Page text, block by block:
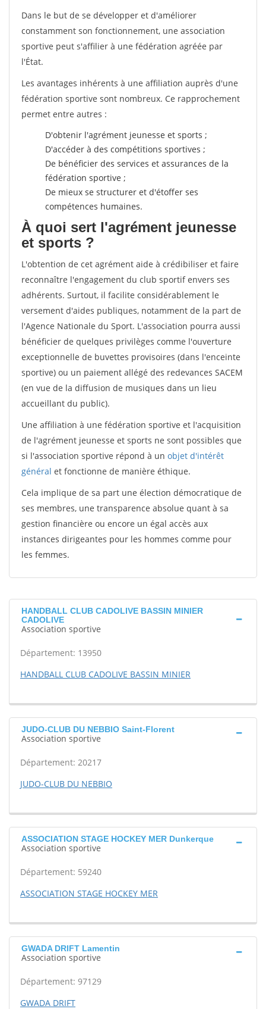
Dans le but de se développer et d'améliorer
constamment son fonctionnement, une association
sportive peut s'affilier à une fédération agréée par
l'État.
Les avantages inhérents à une affiliation auprès d'une
fédération sportive sont nombreux. Ce rapprochement
permet entre autres :
D'obtenir l'agrément jeunesse et sports ;
D'accéder à des compétitions sportives ;
De bénéficier des services et assurances de la
fédération sportive ;
De mieux se structurer et d'étoffer ses
compétences humaines.
À quoi sert l'agrément jeunesse
et sports ?
L'obtention de cet agrément aide à crédibiliser et faire
reconnaître l'engagement du club sportif envers ses
adhérents. Surtout, il facilite considérablement le
versement d'aides publiques, notamment de la part de
l'Agence Nationale du Sport. L'association pourra aussi
bénéficier de quelques privilèges comme l'ouverture
exceptionnelle de buvettes provisoires (dans l'enceinte
sportive) ou un paiement allégé des redevances SACEM
(en vue de la diffusion de musiques dans un lieu
accueillant du public).
Une affiliation à une fédération sportive et l'acquisition
de l'agrément jeunesse et sports ne sont possibles que
si l'association sportive répond à un objet d'intérêt
général et fonctionne de manière éthique.
Cela implique de sa part une élection démocratique de
ses membres, une transparence absolue quant à sa
gestion financière ou encore un égal accès aux
instances dirigeantes pour les hommes comme pour
les femmes.
HANDBALL CLUB CADOLIVE BASSIN MINIER
CADOLIVE
Association sportive
Département: 13950
HANDBALL CLUB CADOLIVE BASSIN MINIER
JUDO-CLUB DU NEBBIO Saint-Florent
Association sportive
Département: 20217
JUDO-CLUB DU NEBBIO
ASSOCIATION STAGE HOCKEY MER Dunkerque
Association sportive
Département: 59240
ASSOCIATION STAGE HOCKEY MER
GWADA DRIFT Lamentin
Association sportive
Département: 97129
GWADA DRIFT